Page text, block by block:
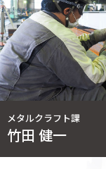
竹田 健一
メタルクラフト課